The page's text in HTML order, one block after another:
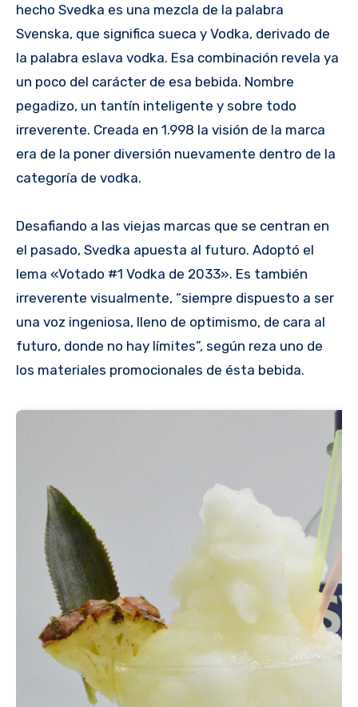
hecho Svedka es una mezcla de la palabra
Svenska, que significa sueca y Vodka, derivado de
la palabra eslava vodka. Esa combinación revela ya
un poco del carácter de esa bebida. Nombre
pegadizo, un tantín inteligente y sobre todo
irreverente. Creada en 1.998 la visión de la marca
era de la poner diversión nuevamente dentro de la
categoría de vodka.
Desafiando a las viejas marcas que se centran en
el pasado, Svedka apuesta al futuro. Adoptó el
lema «Votado #1 Vodka de 2033». Es también
irreverente visualmente, “siempre dispuesto a ser
una voz ingeniosa, lleno de optimismo, de cara al
futuro, donde no hay límites”, según reza uno de
los materiales promocionales de ésta bebida.